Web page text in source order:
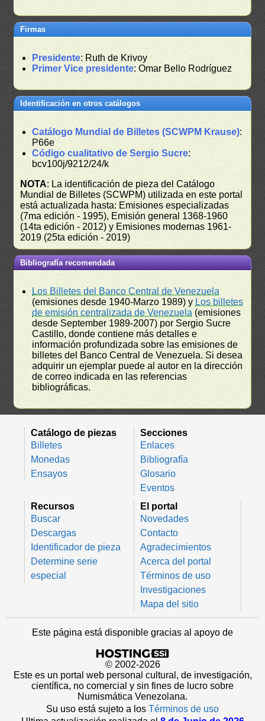
Firmas
Presidente: Ruth de Krivoy
Primer Vice presidente: Omar Bello Rodríguez
Identificación en otros catálogos
Catálogo Mundial de Billetes (SCWPM Krause):
P66e
Código cualitativo de Sergio Sucre:
bcv100j/9212/24/k
NOTA: La identificación de pieza del Catálogo
Mundial de Billetes (SCWPM) utilizada en este portal
está actualizada hasta: Emisiones especializadas
(7ma edición - 1995), Emisión general 1368-1960
(14ta edición - 2012) y Emisiones modernas 1961-
2019 (25ta edición - 2019)
Bibliografía recomendada
Los Billetes del Banco Central de Venezuela
(emisiones desde 1940-Marzo 1989) y Los billetes
de emisión centralizada de Venezuela (emisiones
desde September 1989-2007) por Sergio Sucre
Castillo, donde contiene más detalles e
información profundizada sobre las emisiones de
billetes del Banco Central de Venezuela. Si desea
adquirir un ejemplar puede al autor en la dirección
de correo indicada en las referencias
bibliográficas.
Catálogo de piezas
Billetes
Monedas
Ensayos
Secciones
Enlaces
Bibliografía
Glosario
Eventos
Recursos
Buscar
Descargas
Identificador de pieza
Determine serie
especial
El portal
Novedades
Contacto
Agradecimientos
Acerca del portal
Términos de uso
Investigaciones
Mapa del sitio
Este página está disponible gracias al apoyo de
© 2002-2026
Este es un portal web personal cultural, de investigación,
científica, no comercial y sin fines de lucro sobre
Numismática Venezolana.
Su uso está sujeto a los Términos de uso